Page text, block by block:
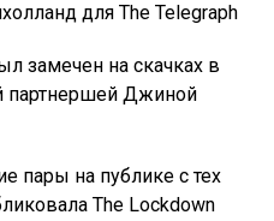
для The Telegraph
замечен на скачках в
партнершей Джиной
пары на публике с тех
The Lockdown